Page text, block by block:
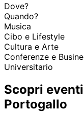
Dove?
Quando?
Musica
Cibo e Lifestyle
Cultura e Arte
Conferenze e
Universitario
Scopri
Portogallo